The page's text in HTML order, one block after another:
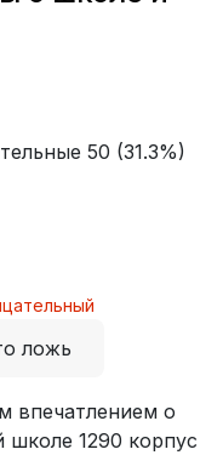
50 (31.3%)
ложь
впечатлением о
школе 1290 корпус